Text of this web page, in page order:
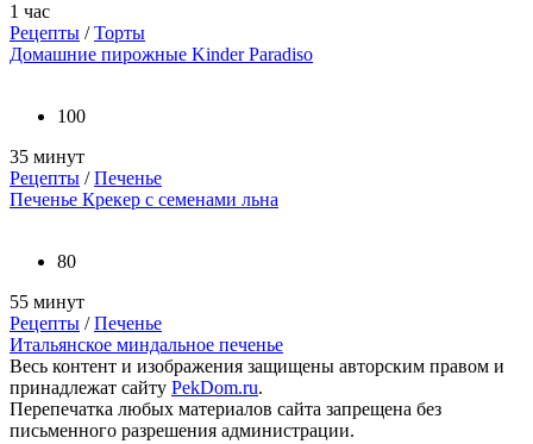
1 час
Рецепты /Торты
Домашние пирожные Kinder Paradiso
100
35 минут
Рецепты /Печенье
Печенье Крекер с семенами льна
80
55 минут
Рецепты /Печенье
Итальянское миндальное печенье
Весь контент и изображения защищены авторским правом и
принадлежат сайту PekDom.ru.
Перепечатка любых материалов сайта запрещена без
письменного разрешения администрации.